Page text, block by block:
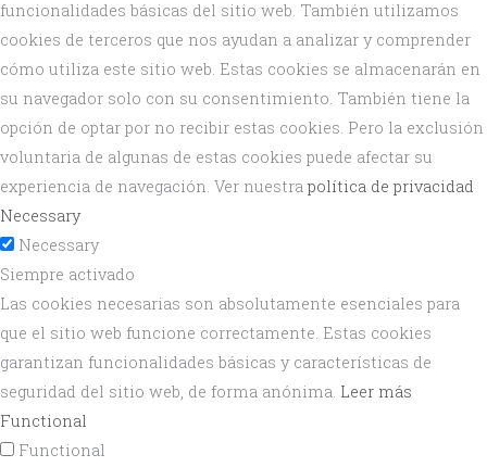
funcionalidades básicas del sitio web. También utilizamos
cookies de terceros que nos ayudan a analizar y comprender
cómo utiliza este sitio web. Estas cookies se almacenarán en
su navegador solo con su consentimiento. También tiene la
opción de optar por no recibir estas cookies. Pero la exclusión
voluntaria de algunas de estas cookies puede afectar su
experiencia de navegación. Ver nuestra política de privacidad
Necessary
Necessary
Siempre activado
Las cookies necesarias son absolutamente esenciales para
que el sitio web funcione correctamente. Estas cookies
garantizan funcionalidades básicas y características de
seguridad del sitio web, de forma anónima. Leer más
Functional
Functional